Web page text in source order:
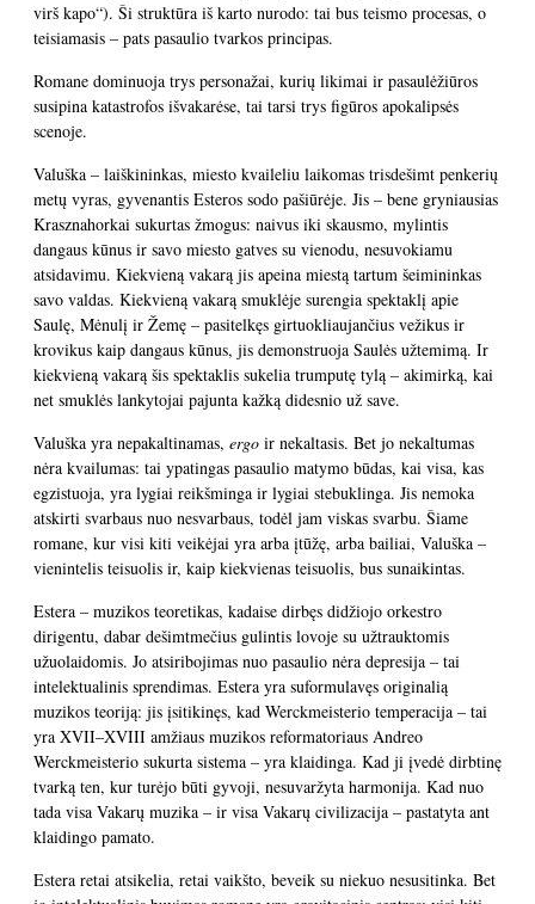
virš kapo“). Ši struktūra iš karto nurodo: tai bus teismo procesas, o
teisiamasis – pats pasaulio tvarkos principas.
Romane dominuoja trys personažai, kurių likimai ir pasaulėžiūros
susipina katastrofos išvakarėse, tai tarsi trys figūros apokalipsės
scenoje.
Valuška – laiškininkas, miesto kvaileliu laikomas trisdešimt penkerių
metų vyras, gyvenantis Esteros sodo pašiūrėje. Jis – bene gryniausias
Krasznahorkai sukurtas žmogus: naivus iki skausmo, mylintis
dangaus kūnus ir savo miesto gatves su vienodu, nesuvokiamu
atsidavimu. Kiekvieną vakarą jis apeina miestą tartum šeimininkas
savo valdas. Kiekvieną vakarą smuklėje surengia spektaklį apie
Saulę, Mėnulį ir Žemę – pasitelkęs girtuokliaujančius vežikus ir
krovikus kaip dangaus kūnus, jis demonstruoja Saulės užtemimą. Ir
kiekvieną vakarą šis spektaklis sukelia trumputę tylą – akimirką, kai
net smuklės lankytojai pajunta kažką didesnio už save.
Valuška yra nepakaltinamas, ergo ir nekaltasis. Bet jo nekaltumas
nėra kvailumas: tai ypatingas pasaulio matymo būdas, kai visa, kas
egzistuoja, yra lygiai reikšminga ir lygiai stebuklinga. Jis nemoka
atskirti svarbaus nuo nesvarbaus, todėl jam viskas svarbu. Šiame
romane, kur visi kiti veikėjai yra arba įtūžę, arba bailiai, Valuška –
vienintelis teisuolis ir, kaip kiekvienas teisuolis, bus sunaikintas.
Estera – muzikos teoretikas, kadaise dirbęs didžiojo orkestro
dirigentu, dabar dešimtmečius gulintis lovoje su užtrauktomis
užuolaidomis. Jo atsiribojimas nuo pasaulio nėra depresija – tai
intelektualinis sprendimas. Estera yra suformulavęs originalią
muzikos teoriją: jis įsitikinęs, kad Werckmeisterio temperacija – tai
yra XVII–XVIII amžiaus muzikos reformatoriaus Andreo
Werckmeisterio sukurta sistema – yra klaidinga. Kad ji įvedė dirbtinę
tvarką ten, kur turėjo būti gyvoji, nesuvaržyta harmonija. Kad nuo
tada visa Vakarų muzika – ir visa Vakarų civilizacija – pastatyta ant
klaidingo pamato.
Estera retai atsikelia, retai vaikšto, beveik su niekuo nesusitinka. Bet